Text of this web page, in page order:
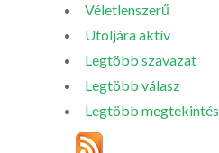
Véletlenszerű
Utoljára aktív
Legtöbb szavazat
Legtöbb válasz
Legtöbb megtekintés